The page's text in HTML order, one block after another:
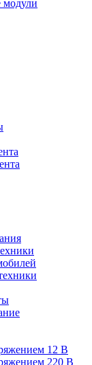
модули
12 В
220 В